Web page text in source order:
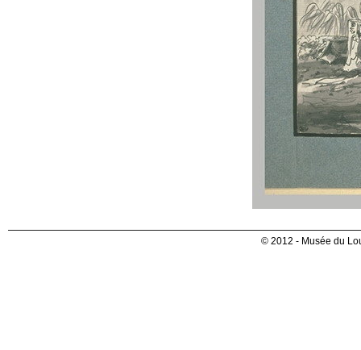
© 2012 - Musée du